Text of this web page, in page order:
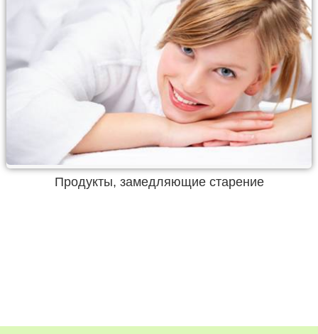
Продукты, замедляющие старение